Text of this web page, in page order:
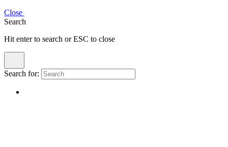
Close
Search
Hit enter to search or ESC to close
Search for: